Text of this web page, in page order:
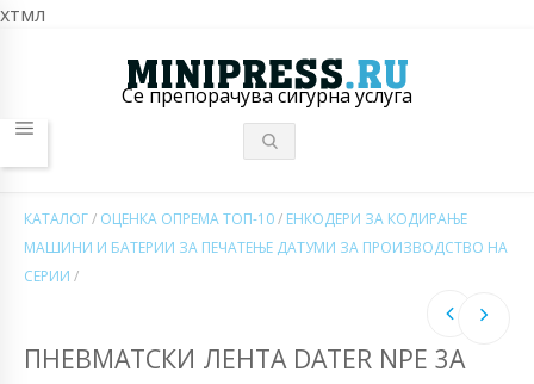
хтмл
Се препорачува сигурна услуга
КАТАЛОГ/ ОЦЕНКА ОПРЕМА ТОП-10/ ЕНКОДЕРИ ЗА КОДИРАЊЕ
МАШИНИ И БАТЕРИИ ЗА ПЕЧАТЕЊЕ ДАТУМИ ЗА ПРОИЗВОДСТВО НА
СЕРИИ /
ПНЕВМАТСКИ ЛЕНТА DATER NPE 3A